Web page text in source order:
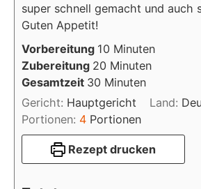
super schnell gemacht und auch
Guten Appetit!
Vorbereitung 10 Minuten
Minuten
Zubereitung 20 Minuten
Minuten
Gesamtzeit 30 Minuten
Minuten
Gericht: Hauptgericht Land:
Portionen: 4 Portionen
Rezept drucken